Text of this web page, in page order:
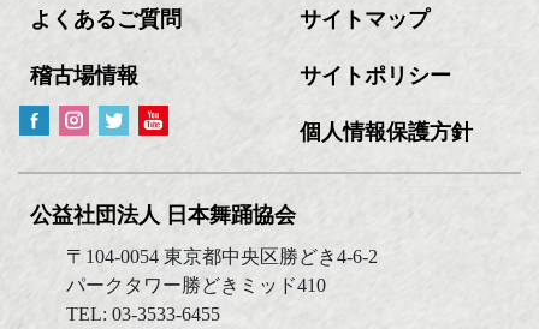
よくあるご質問
稽古場情報
サイトマップ
サイトポリシー
個人情報保護方針
公益社団法人 日本舞踊協会
〒104-0054 東京都中央区勝どき4-6-2
パークタワー勝どきミッド410
TEL: 03-3533-6455